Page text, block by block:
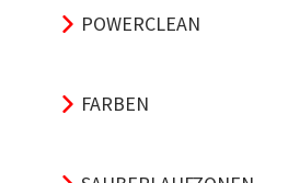
POWERCLEAN
FARBEN